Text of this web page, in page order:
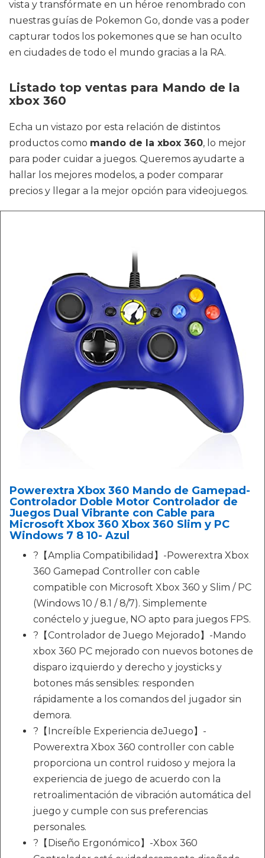
vista y transfórmate en un héroe renombrado con
nuestras guías de Pokemon Go, donde vas a poder
capturar todos los pokemones que se han oculto
en ciudades de todo el mundo gracias a la RA.
Listado top ventas para Mando de la
xbox 360
Echa un vistazo por esta relación de distintos
productos como mando de la xbox 360, lo mejor
para poder cuidar a juegos. Queremos ayudarte a
hallar los mejores modelos, a poder comparar
precios y llegar a la mejor opción para videojuegos.
Powerextra Xbox 360 Mando de Gamepad-
Controlador Doble Motor Controlador de
Juegos Dual Vibrante con Cable para
Microsoft Xbox 360 Xbox 360 Slim y PC
Windows 7 8 10- Azul
?【Amplia Compatibilidad】-Powerextra Xbox
360 Gamepad Controller con cable
compatible con Microsoft Xbox 360 y Slim / PC
(Windows 10 / 8.1 / 8/7). Simplemente
conéctelo y juegue, NO apto para juegos FPS.
?【Controlador de Juego Mejorado】-Mando
xbox 360 PC mejorado con nuevos botones de
disparo izquierdo y derecho y joysticks y
botones más sensibles: responden
rápidamente a los comandos del jugador sin
demora.
?【Increíble Experiencia deJuego】-
Powerextra Xbox 360 controller con cable
proporciona un control ruidoso y mejora la
experiencia de juego de acuerdo con la
retroalimentación de vibración automática del
juego y cumple con sus preferencias
personales.
?【Diseño Ergonómico】-Xbox 360